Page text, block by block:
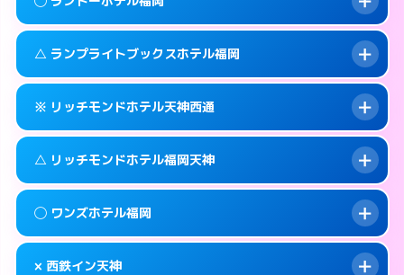
info このホテルの詳細ページを見る →
smartphone 092-733-1234
map 福岡市中央区今泉1-2-23
info このホテルの詳細ページを見る →
案内方法: 女性が直接お部屋まで伺います。
smartphone 092-724-3511
map 福岡市中央区渡辺通5-1-20
info このホテルの詳細ページを見る →
案内方法: 女性が直接お部屋まで伺います。
smartphone 092-526-5231
map 福岡市中央区清川1-2-3
info このホテルの詳細ページを見る →
△ ランプライトブックスホテル福岡
案内方法: 女性が直接お部屋まで伺います。
smartphone 092-720-7711
map 福岡市中央区大名1-15-22
info このホテルの詳細ページを見る →
※ リッチモンドホテル天神西通
案内方法: カードキーにつきホテルの入り口で
待ち合わせ。
△ リッチモンドホテル福岡天神
案内方法:状況により派遣できません。
◯ ワンズホテル福岡
× 西鉄イン天神